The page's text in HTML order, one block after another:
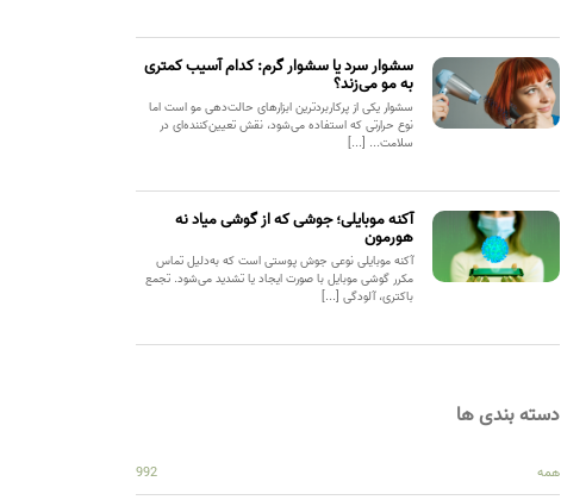
سشوار سرد یا سشوار گرم: کدام آسیب کمتری
به مو می‌زند؟
سشوار یکی از پرکاربردترین ابزارهای حالت‌دهی مو است اما
نوع حرارتی که استفاده می‌شود، نقش تعیین‌کننده‌ای در
سلامت... [...]
آکنه موبایلی؛ جوشی که از گوشی میاد نه
هورمون
آکنه موبایلی نوعی جوش پوستی است که به‌دلیل تماس
مکرر گوشی موبایل با صورت ایجاد یا تشدید می‌شود. تجمع
باکتری، آلودگی [...]
دسته بندی ها
همه 992